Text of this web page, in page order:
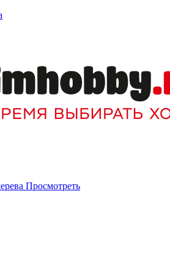
Просмотреть